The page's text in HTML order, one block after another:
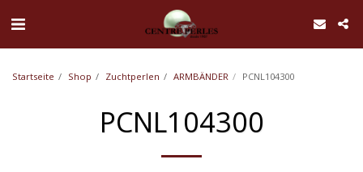
Startseite Shop Zuchtperlen ARMBÄNDER PCNL104300
PCNL104300